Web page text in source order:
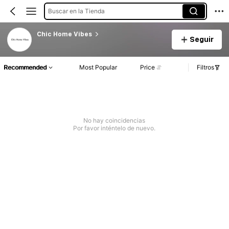
Buscar en la Tienda
Chic Home Vibes
Seguir
Recommended Most Popular Price Filtros
No hay coincidencias
Por favor inténtelo de nuevo.